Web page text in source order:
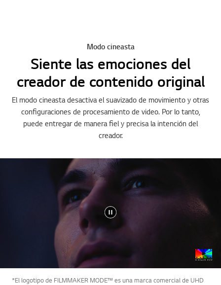
Modo cineasta
Siente las emociones del
creador de contenido original
El modo cineasta desactiva el suavizado de movimiento y otras
configuraciones de procesamiento de video. Por lo tanto,
puede entregar de manera fiel y precisa la intención del
creador.
*El logotipo de FILMMAKER MODE™ es una marca comercial de UHD